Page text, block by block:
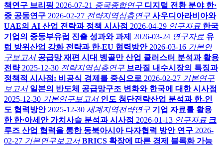
책연구 브리핑 2026-07-21 중국종합연구 디지털 전환 분야 한·
중 공동연구 2026-02-27 전략지역심층연구 사우디아라비아와
UAE의 AI 산업 전략과 정책 시사점 2026-04-29 연구자료 한국
기업의 중동부유럽 진출 성과와 과제
2026-03-24 연구자료 유
럽 방위산업 강화 전략과 한-EU 협력방안 2026-03-16 기본연
구보고서 공급망 재편 시대 벵골만 산업 클러스터 분석과 활용
전략 2025-12-30 전략지역심층연구 브라질 내수시장의 특징과
정책적 시사점: 비공식 경제를 중심으로 2026-02-27 기본연구
보고서 일본의 반도체 공급망구조 변화와 한국에 대한 시사점
2025-12-30 기본연구보고서 인도 첨단전략산업 분석과 한-인
도 협력방안 2025-12-30 세계지역전략연구 기업 자료를 활용
한 한·아세안 가치사슬 분석과 시사점 2026-01-13 연구자료 크
루즈 산업 협력을 통한 동북아시아 다자협력 방안 연구 2026-
02-27 기본연구보고서 BRICS 확장에 따른 경제 블록화 가능